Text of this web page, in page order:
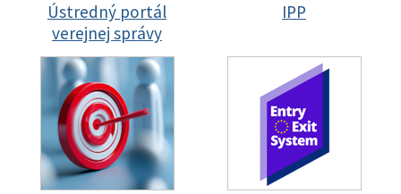
Ústredný portál
verejnej správy
IPP